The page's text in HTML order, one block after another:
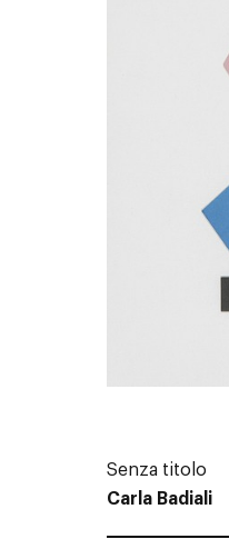
Senza titolo
Carla Badiali